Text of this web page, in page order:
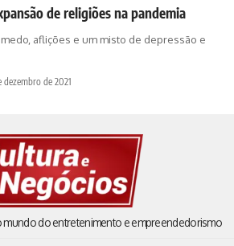
de religiões na pandemia
aflições e um misto de depressão e
dezembro de 2021
mundo do entretenimento e empreendedorismo